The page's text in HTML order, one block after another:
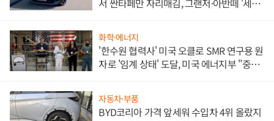
화학·에너지
'한수원 협력사' 미국 오클로 SMR 연구용 원
자로 '임계 상태' 도달, 미국 에너지부 "중요
자동차·부품
BYD코리아 가격 앞세워 수입차 4위 올랐지